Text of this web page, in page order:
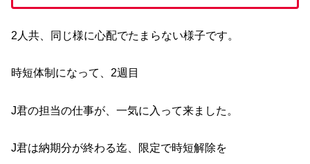
2人共、同じ様に心配でたまらない様子です。
時短体制になって、2週目
J君の担当の仕事が、一気に入って来ました。
J君は納期分が終わる迄、限定で時短解除を